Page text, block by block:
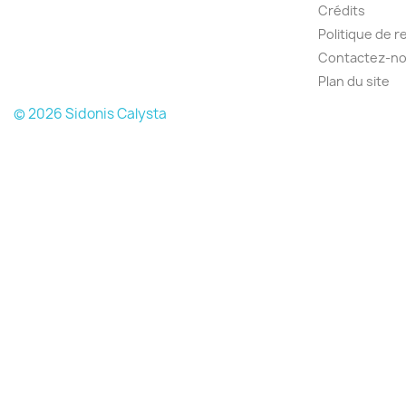
Crédits
Politique de
Contactez-
Plan du site
© 2026 Sidonis Calysta